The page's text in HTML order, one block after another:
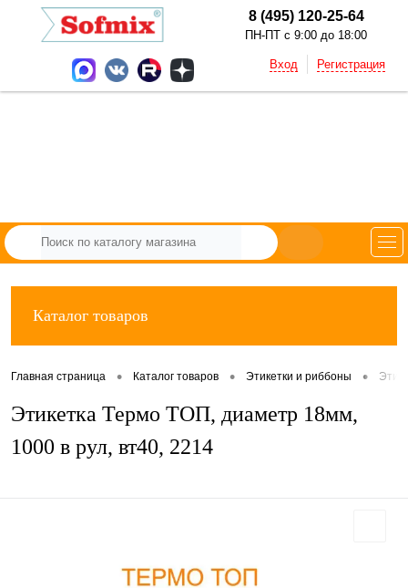
8 (495) 120-25-64
ПН-ПТ с 9:00 до 18:00
Вход Регистрация
Каталог товаров
Главная страница • Каталог товаров • Этикетки и риббоны •
Этикетка Термо ТОП, диаметр 18мм,
1000 в рул, вт40, 2214